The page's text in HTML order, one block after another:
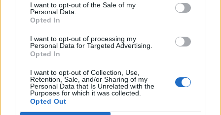
I want to opt-out of the Sale of my
Personal Data.
Opted In
I want to opt-out of processing my
Personal Data for Targeted Advertising.
Opted In
I want to opt-out of Collection, Use,
Retention, Sale, and/or Sharing of my
Personal Data that Is Unrelated with the
Purposes for which it was collected.
Opted Out